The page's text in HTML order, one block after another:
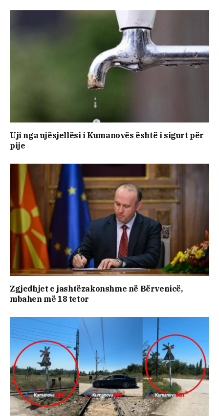
Uji nga ujësjellësi i Kumanovës është i sigurt për
pije
Zgjedhjet e jashtëzakonshme në Bërvenicë,
mbahen më 18 tetor